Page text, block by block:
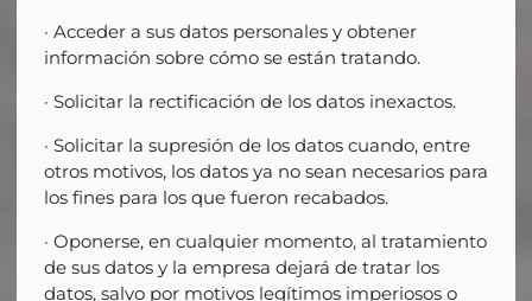
· Acceder a sus datos personales y obtener
información sobre cómo se están tratando.
· Solicitar la rectificación de los datos inexactos.
· Solicitar la supresión de los datos cuando, entre
otros motivos, los datos ya no sean necesarios para
los fines para los que fueron recabados.
· Oponerse, en cualquier momento, al tratamiento
de sus datos y la empresa dejará de tratar los
datos, salvo por motivos legítimos imperiosos o